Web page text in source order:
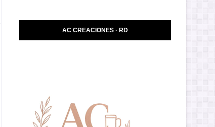
AC CREACIONES · RD